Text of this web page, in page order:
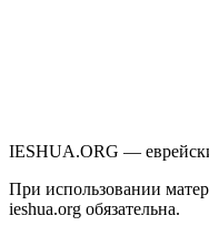
IESHUA.ORG —
При использовании
ieshua.org обязательна.